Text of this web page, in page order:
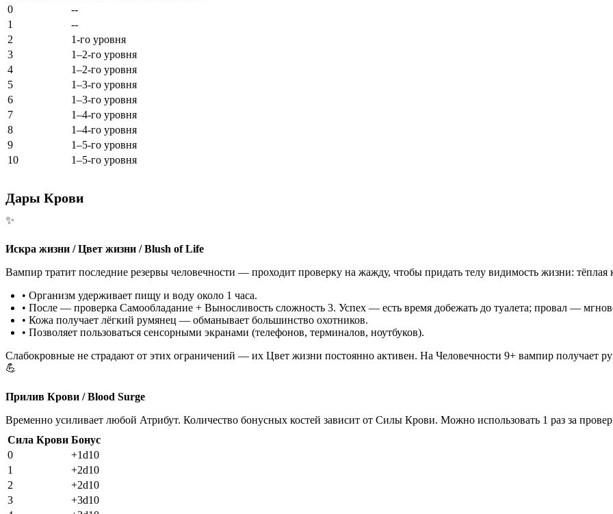
0
--
1
--
2
1-го уровня
3
1–2-го уровня
4
1–2-го уровня
5
1–3-го уровня
6
1–3-го уровня
7
1–4-го уровня
8
1–4-го уровня
9
1–5-го уровня
10
1–5-го уровня
Дары Крови
✨
Искра жизни / Цвет жизни / Blush of Life
Вампир тратит последние резервы человечности — проходит проверку на жажду, чтобы придать телу видимость жизни:
• Организм удерживает пищу и воду около 1 часа.
• После — проверка Самообладание + Выносливость сложность 3. Успех — есть время добежать до туалета; провал —
• Кожа получает лёгкий румянец — обманывает большинство охотников.
• Позволяет пользоваться сенсорными экранами (телефонов, терминалов, ноутбуков).
Слабокровные не страдают от этих ограничений — их Цвет жизни постоянно активен. На Человечности 9+ вампир получает
💪
Прилив Крови / Blood Surge
Временно усиливает любой Атрибут. Количество бонусных костей зависит от Силы Крови. Можно использовать 1 раз за
Сила Крови Бонус
0
+1d10
1
+2d10
2
+2d10
3
+3d10